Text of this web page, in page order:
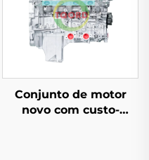
Conjunto de motor
novo com custo-